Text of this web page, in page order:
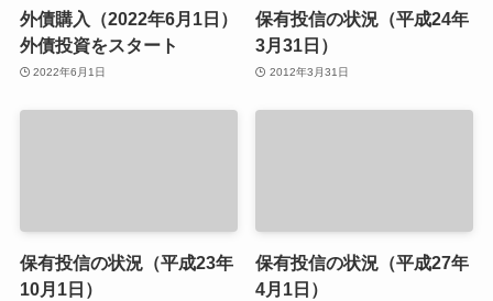
外債購入（2022年6月1日）
外債投資をスタート
2022年6月1日
保有投信の状況（平成24年
3月31日）
2012年3月31日
保有投信の状況（平成23年
10月1日）
保有投信の状況（平成27年
4月1日）